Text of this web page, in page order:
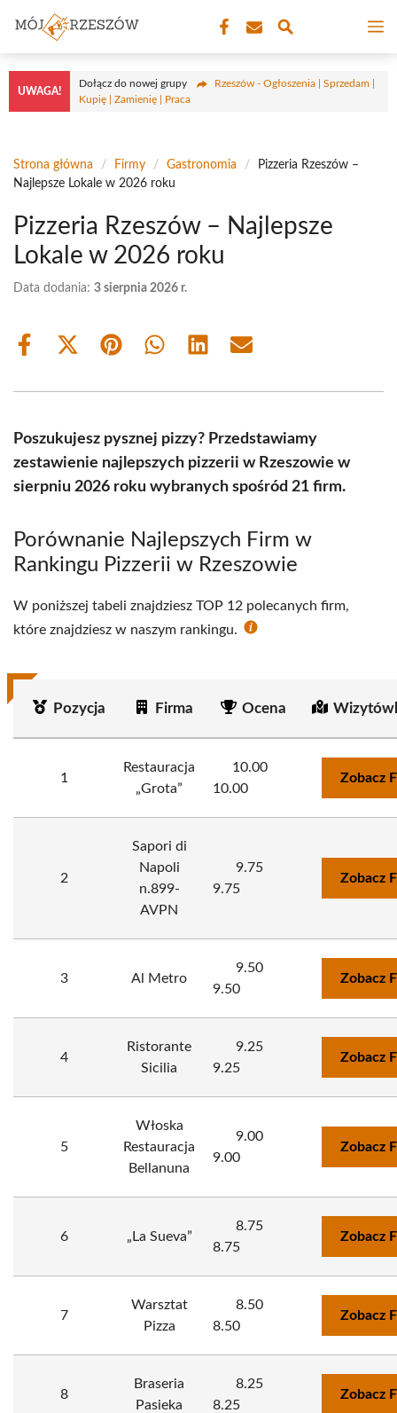
treści
UWAGA!
Dołącz do nowej grupy
Rzeszów - Ogłoszenia | Sprzedam |
Kupię | Zamienię | Praca
Strona główna / Firmy / Gastronomia /
Pizzeria Rzeszów –
Najlepsze Lokale w 2026 roku
Pizzeria Rzeszów – Najlepsze
Lokale w 2026 roku
Data dodania: 3 sierpnia 2026 r.
Share
Share
(Twitter)
Share Share Share Share
Poszukujesz pysznej pizzy? Przedstawiamy
zestawienie najlepszych pizzerii w Rzeszowie w
sierpniu 2026 roku wybranych spośród 21 firm.
Porównanie Najlepszych Firm w
Rankingu Pizzerii w Rzeszowie
W poniższej tabeli znajdziesz TOP 12 polecanych firm,
które znajdziesz w naszym rankingu.
Pozycja Firma Ocena
1
Restauracja
„Grota”
10.00
10.00
Zobacz
2
Sapori di
Napoli
n.899-
AVPN
9.75
9.75
Zobacz
3 Al Metro
9.50
9.50
Zobacz
4
Ristorante
Sicilia
9.25
9.25
Zobacz
5
Włoska
Restauracja
Bellanuna
9.00
9.00
Zobacz
6 „La Sueva”
8.75
8.75
Zobacz
7
Warsztat
Pizza
8.50
8.50
Zobacz
8
Braseria
Pasieka
8.25
8.25
Zobacz